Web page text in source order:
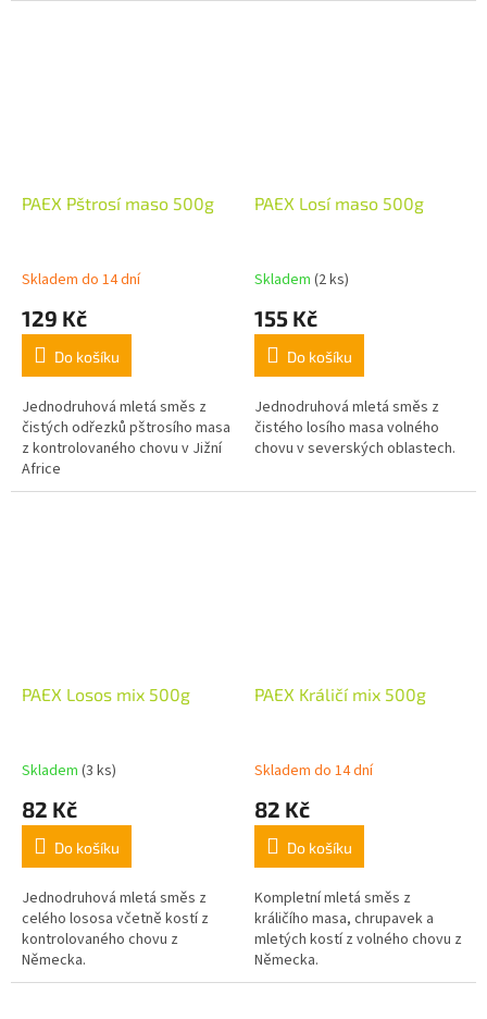
PAEX Pštrosí maso 500g
Skladem do 14 dní
129 Kč
Do košíku
Jednodruhová mletá směs z
čistých odřezků pštrosího masa
z kontrolovaného chovu v Jižní
Africe
PAEX Losí maso 500g
Skladem (2 ks)
155 Kč
Do košíku
Jednodruhová mletá směs z
čistého losího masa volného
chovu v severských oblastech.
PAEX Losos mix 500g
Skladem (3 ks)
82 Kč
Do košíku
Jednodruhová mletá směs z
celého lososa včetně kostí z
kontrolovaného chovu z
Německa.
PAEX Králičí mix 500g
Skladem do 14 dní
82 Kč
Do košíku
Kompletní mletá směs z
králičího masa, chrupavek a
mletých kostí z volného chovu z
Německa.